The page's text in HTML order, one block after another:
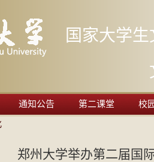
国家大学
通知公告 第二课堂 校
郑州大学举办第二届国